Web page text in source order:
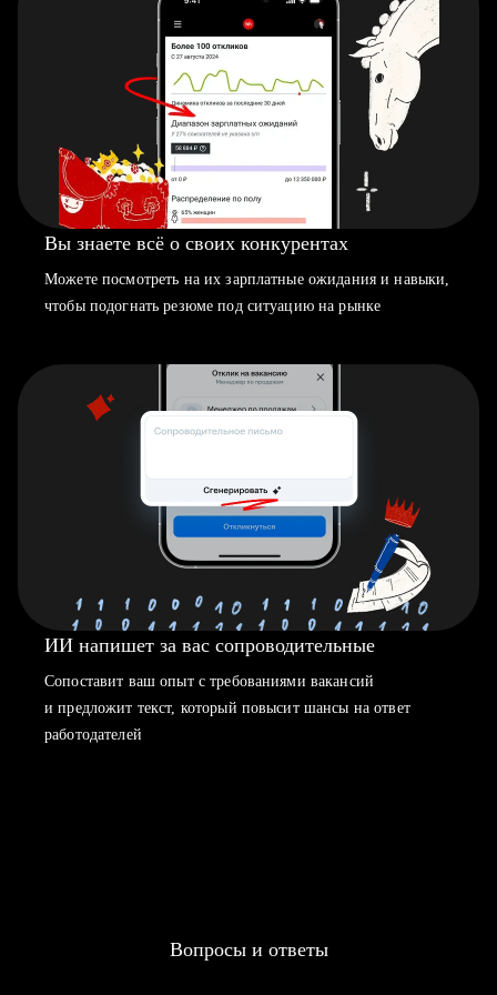
Вы знаете всё о своих конкурентах
Можете посмотреть на их зарплатные ожидания и навыки,
чтобы подогнать резюме под ситуацию на рынке
ИИ напишет за вас сопроводительные
Сопоставит ваш опыт с требованиями вакансий
и предложит текст, который повысит шансы на ответ
работодателей
Вопросы и ответы